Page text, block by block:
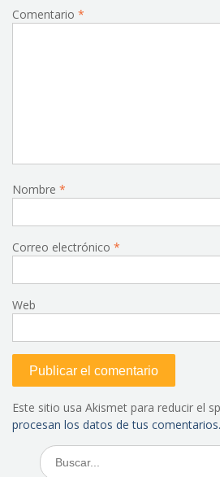
Comentario *
Nombre *
Correo electrónico *
Web
Este sitio usa Akismet para reducir el
procesan los datos de tus comentarios.
Buscar: